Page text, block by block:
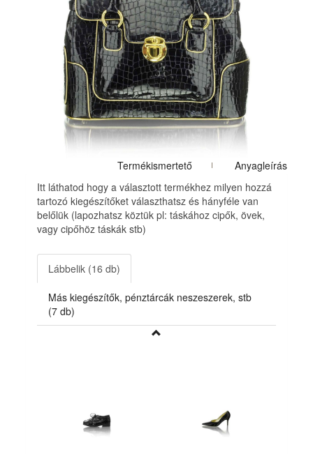
Termékismertető
Anyagleírás
Itt láthatod hogy a választott termékhez milyen hozzá
tartozó kiegészítőket választhatsz és hányféle van
belőlük (lapozhatsz köztük pl: táskához cipők, övek,
vagy cipőhöz táskák stb)
Lábbelik (16 db)
Más kiegészítők, pénztárcák neszeszerek, stb
(7 db)